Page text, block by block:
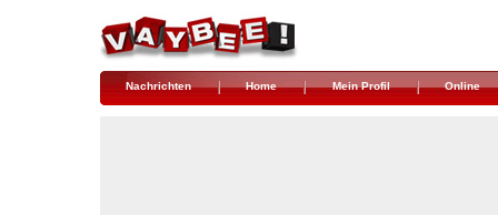
Nachrichten Home Mein Profil Online